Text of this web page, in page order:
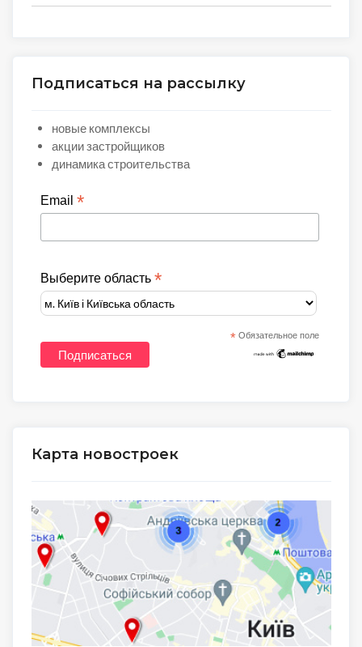
Подписаться на рассылку
новые комплексы
акции застройщиков
динамика строительства
Email *
Выберите область *
* Обязательное поле
Карта новостроек